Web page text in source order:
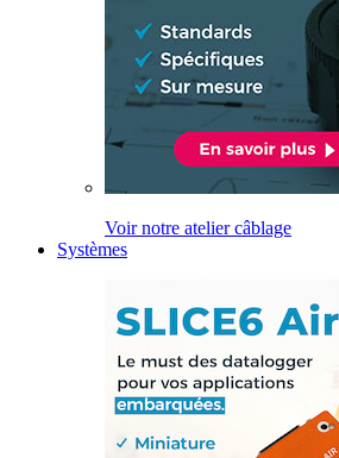
Voir notre atelier câblage
Systèmes